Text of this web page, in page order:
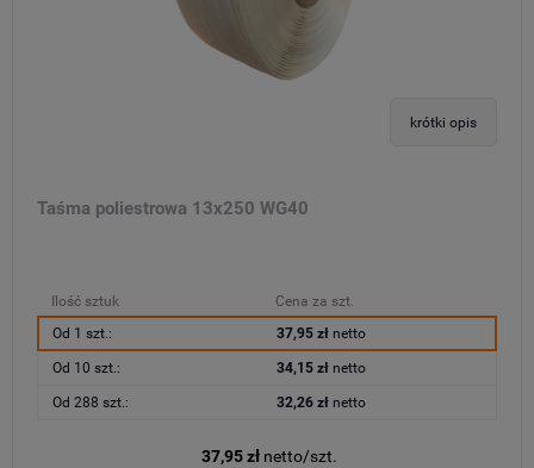
krótki opis
Taśma poliestrowa 13x250 WG40
Ilość sztuk
Cena za szt.
Od 1 szt.:
37,95 złnetto
Od 10 szt.: 34,15 złnetto
Od 288 szt.: 32,26 złnetto
37,95 zł netto/szt.